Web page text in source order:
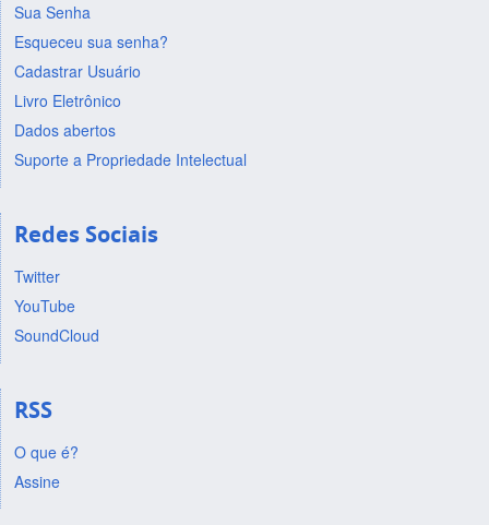
Sua Senha
Esqueceu sua senha?
Cadastrar Usuário
Livro Eletrônico
Dados abertos
Suporte a Propriedade Intelectual
Redes Sociais
Twitter
YouTube
SoundCloud
RSS
O que é?
Assine